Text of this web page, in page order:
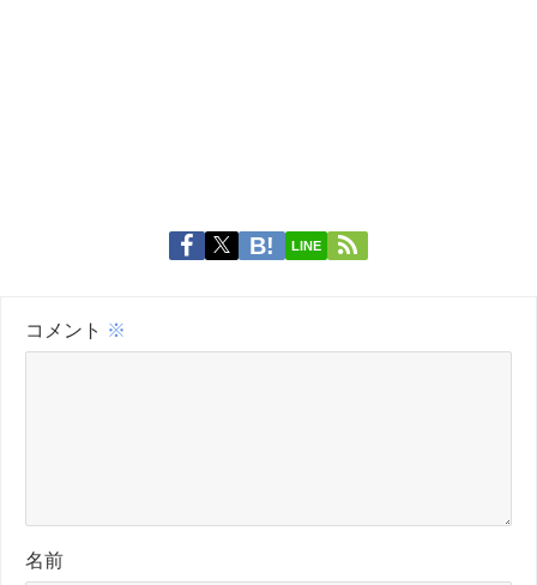
LINE
コメント ※
名前